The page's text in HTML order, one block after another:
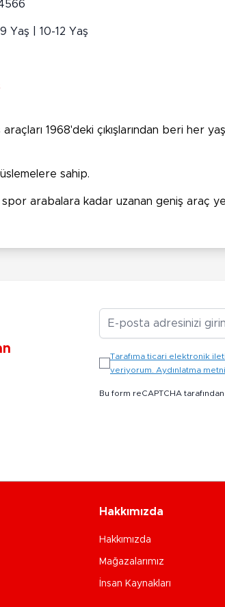
Yaş | 10-12 Yaş
1968'deki çıkışlarından beri her
sahip.
arabalara kadar uzanan geniş araç
Tarafıma ticari elektronik
veriyorum. Aydınlatma
Bu form reCAPTCHA
Hakkımızda
Hakkımızda
Mağazalarımız
İnsan Kaynakları